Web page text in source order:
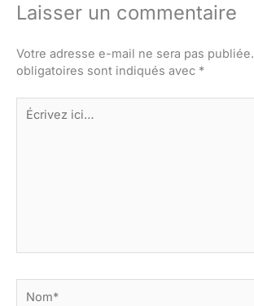
Laisser un commentaire
Votre adresse e-mail ne sera pas publiée.
obligatoires sont indiqués avec *
Écrivez
ici…